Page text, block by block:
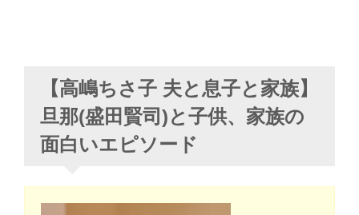
【高嶋ちさ子 夫と息子と家族】
旦那(盛田賢司)と子供、家族の
面白いエピソード